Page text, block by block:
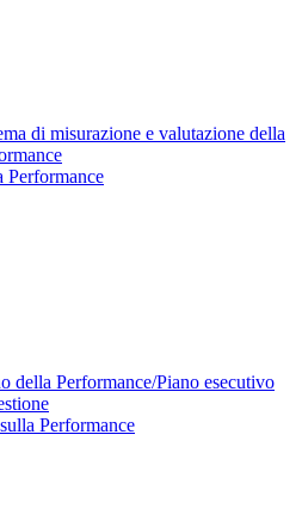
di misurazione e valutazione della
Performance
della Performance/Piano esecutivo
Performance